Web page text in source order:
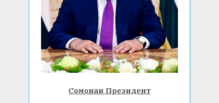
Сомонаи Президент